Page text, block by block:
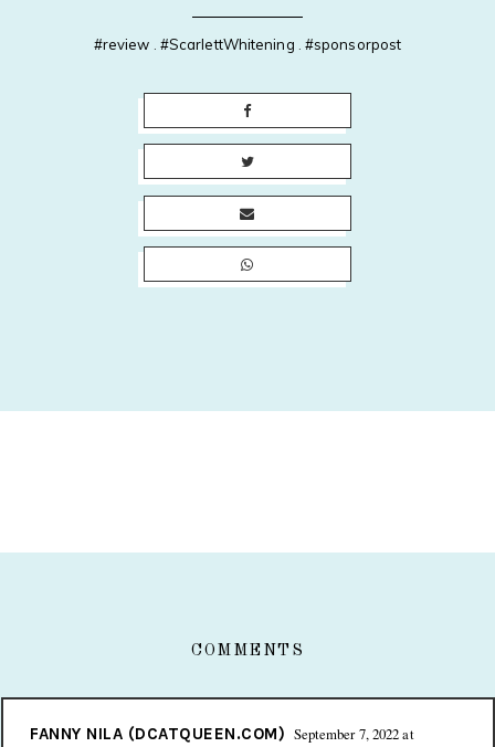
#review #ScarlettWhitening #sponsorpost
COMMENTS
FANNY NILA (DCATQUEEN.COM) September 7, 2022 at